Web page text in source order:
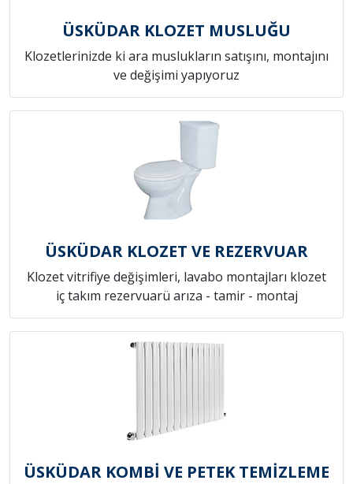
ÜSKÜDAR KLOZET MUSLUĞU
Klozetlerinizde ki ara muslukların satışını, montajını
ve değişimi yapıyoruz
ÜSKÜDAR KLOZET VE REZERVUAR
Klozet vitrifiye değişimleri, lavabo montajları klozet
iç takım rezervuarü arıza - tamir - montaj
ÜSKÜDAR KOMBİ VE PETEK TEMİZLEME